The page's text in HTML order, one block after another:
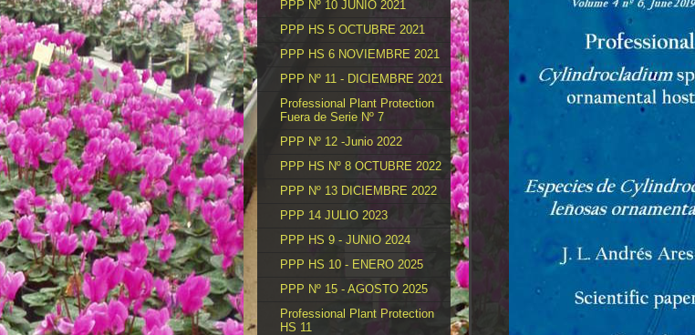
PPP Nº 10 JUNIO 2021
PPP HS 5 OCTUBRE 2021
PPP HS 6 NOVIEMBRE 2021
PPP Nº 11 - DICIEMBRE 2021
Professional Plant Protection
Fuera de Serie Nº 7
PPP Nº 12 -Junio 2022
PPP HS Nº 8 OCTUBRE 2022
PPP Nº 13 DICIEMBRE 2022
PPP 14 JULIO 2023
PPP HS 9 - JUNIO 2024
PPP HS 10 - ENERO 2025
PPP Nº 15 - AGOSTO 2025
Professional Plant Protection
HS 11